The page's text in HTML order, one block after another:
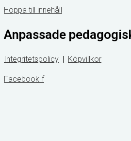
Hoppa till innehåll
Anpassade
Integritetspolicy Köpvillkor
Facebook-f